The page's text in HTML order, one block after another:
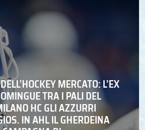
MERCATO: L’EX
TRA I PALI DEL
HC GLI AZZURRI
IN AHL IL GHERDEINA